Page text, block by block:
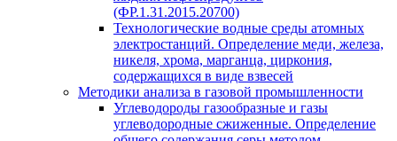
(ФР.1.31.2015.20700)
Технологические водные среды атомных
электростанций. Определение меди, железа,
никеля, хрома, марганца, циркония,
содержащихся в виде взвесей
Методики анализа в газовой промышленности
Углеводороды газообразные и газы
углеводородные сжиженные. Определение